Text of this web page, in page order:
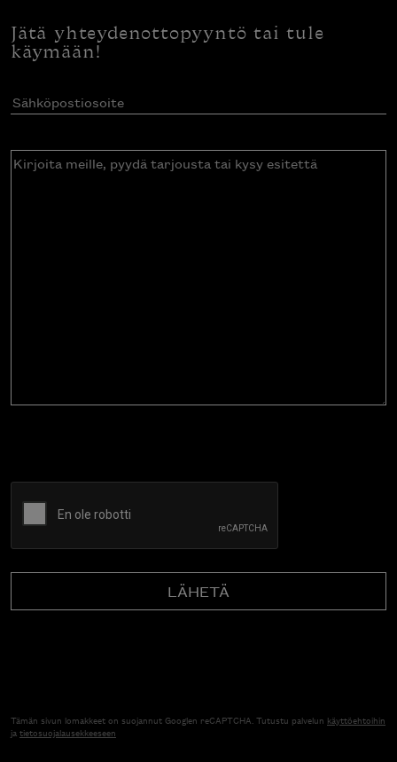
Jätä yhteydenottopyyntö tai tule
käymään!
Sähköpostiosoite(Pakollinen)
Kirjoita
Tämän sivun lomakkeet on suojannut Googlen reCAPTCHA. Tutustu palvelun
käyttöehtoihinjatietosuojalausekkeeseen